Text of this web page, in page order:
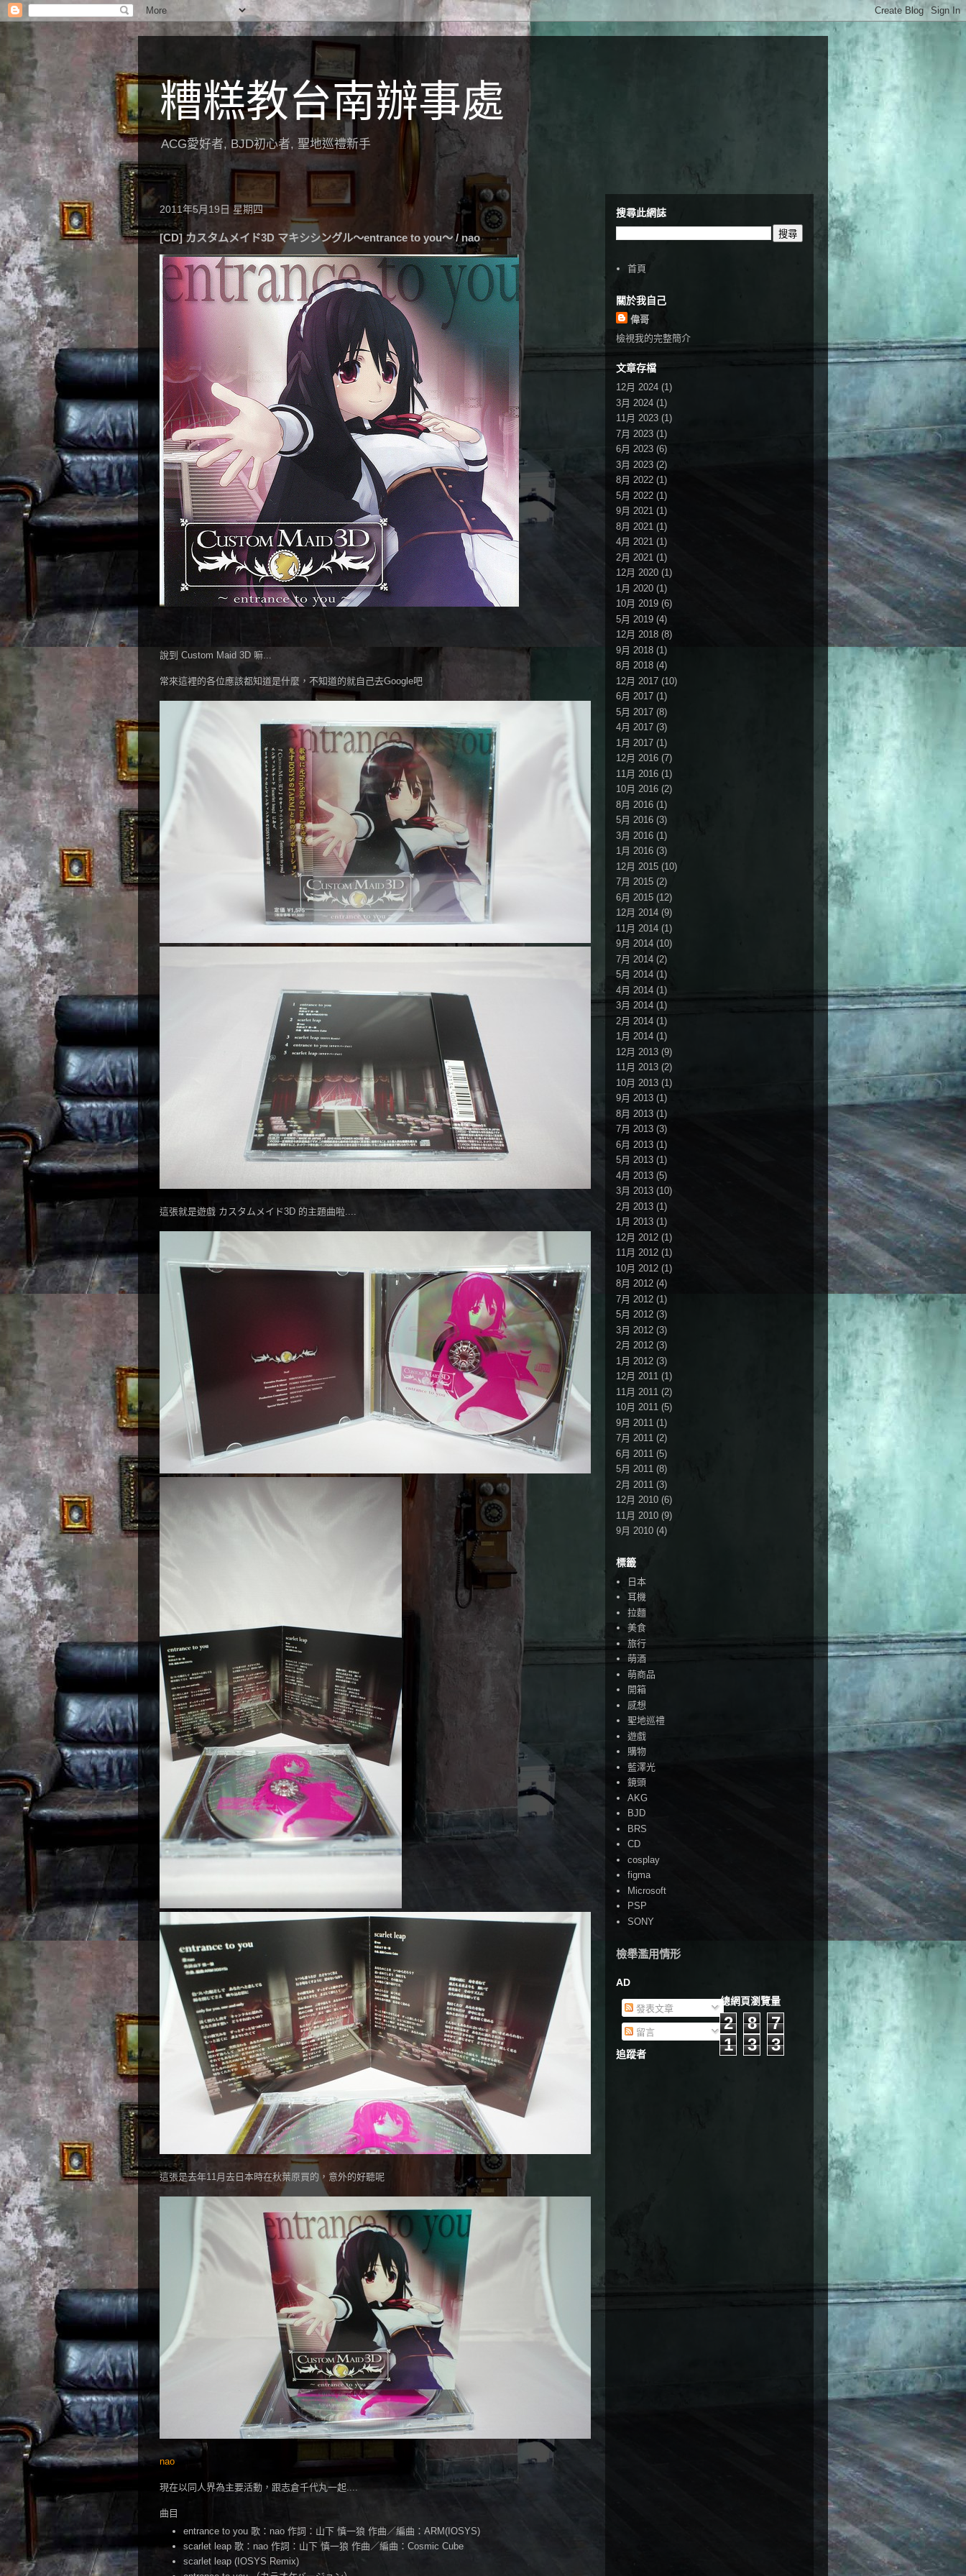
糟糕教台南辦事處
ACG愛好者, BJD初心者, 聖地巡禮新手
2011年5月19日 星期四
[CD] カスタムメイド3D マキシシングル～entrance to you～ / nao
說到 Custom Maid 3D 嘛...
常來這裡的各位應該都知道是什麼，不知道的就自己去Google吧
這張就是遊戲 カスタムメイド3D 的主題曲啦....
這張是去年11月去日本時在秋葉原買的，意外的好聽呢
nao
現在以同人界為主要活動，跟志倉千代丸一起....
曲目
entrance to you 歌：nao 作詞：山下 慎一狼 作曲／編曲：ARM(IOSYS)
scarlet leap 歌：nao 作詞：山下 慎一狼 作曲／編曲：Cosmic Cube
scarlet leap (IOSYS Remix)
搜尋此網誌
首頁
關於我自己
偉哥
檢視我的完整簡介
文章存檔
12月 2024 (1)
3月 2024 (1)
11月 2023 (1)
7月 2023 (1)
6月 2023 (6)
3月 2023 (2)
8月 2022 (1)
5月 2022 (1)
9月 2021 (1)
8月 2021 (1)
4月 2021 (1)
2月 2021 (1)
12月 2020 (1)
1月 2020 (1)
10月 2019 (6)
5月 2019 (4)
12月 2018 (8)
9月 2018 (1)
8月 2018 (4)
12月 2017 (10)
6月 2017 (1)
5月 2017 (8)
4月 2017 (3)
1月 2017 (1)
12月 2016 (7)
11月 2016 (1)
10月 2016 (2)
8月 2016 (1)
5月 2016 (3)
3月 2016 (1)
1月 2016 (3)
12月 2015 (10)
7月 2015 (2)
6月 2015 (12)
12月 2014 (9)
11月 2014 (1)
9月 2014 (10)
7月 2014 (2)
5月 2014 (1)
4月 2014 (1)
3月 2014 (1)
2月 2014 (1)
1月 2014 (1)
12月 2013 (9)
11月 2013 (2)
10月 2013 (1)
9月 2013 (1)
8月 2013 (1)
7月 2013 (3)
6月 2013 (1)
5月 2013 (1)
4月 2013 (5)
3月 2013 (10)
2月 2013 (1)
1月 2013 (1)
12月 2012 (1)
11月 2012 (1)
10月 2012 (1)
8月 2012 (4)
7月 2012 (1)
5月 2012 (3)
3月 2012 (3)
2月 2012 (3)
1月 2012 (3)
12月 2011 (1)
11月 2011 (2)
10月 2011 (5)
9月 2011 (1)
7月 2011 (2)
6月 2011 (5)
5月 2011 (8)
2月 2011 (3)
12月 2010 (6)
11月 2010 (9)
9月 2010 (4)
標籤
日本
耳機
拉麵
美食
旅行
萌酒
萌商品
開箱
感想
聖地巡禮
遊戲
購物
藍澤光
鏡頭
AKG
BJD
BRS
CD
cosplay
figma
Microsoft
PSP
SONY
檢舉濫用情形
AD
發表文章
留言
總網頁瀏覽量
2 8
7
1
3 3
追蹤者